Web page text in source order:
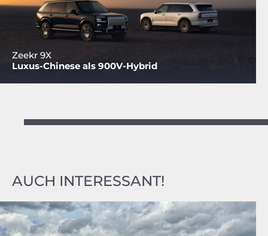
Zeekr 9X
Luxus-Chinese als 900V-Hybrid
AUCH INTERESSANT!